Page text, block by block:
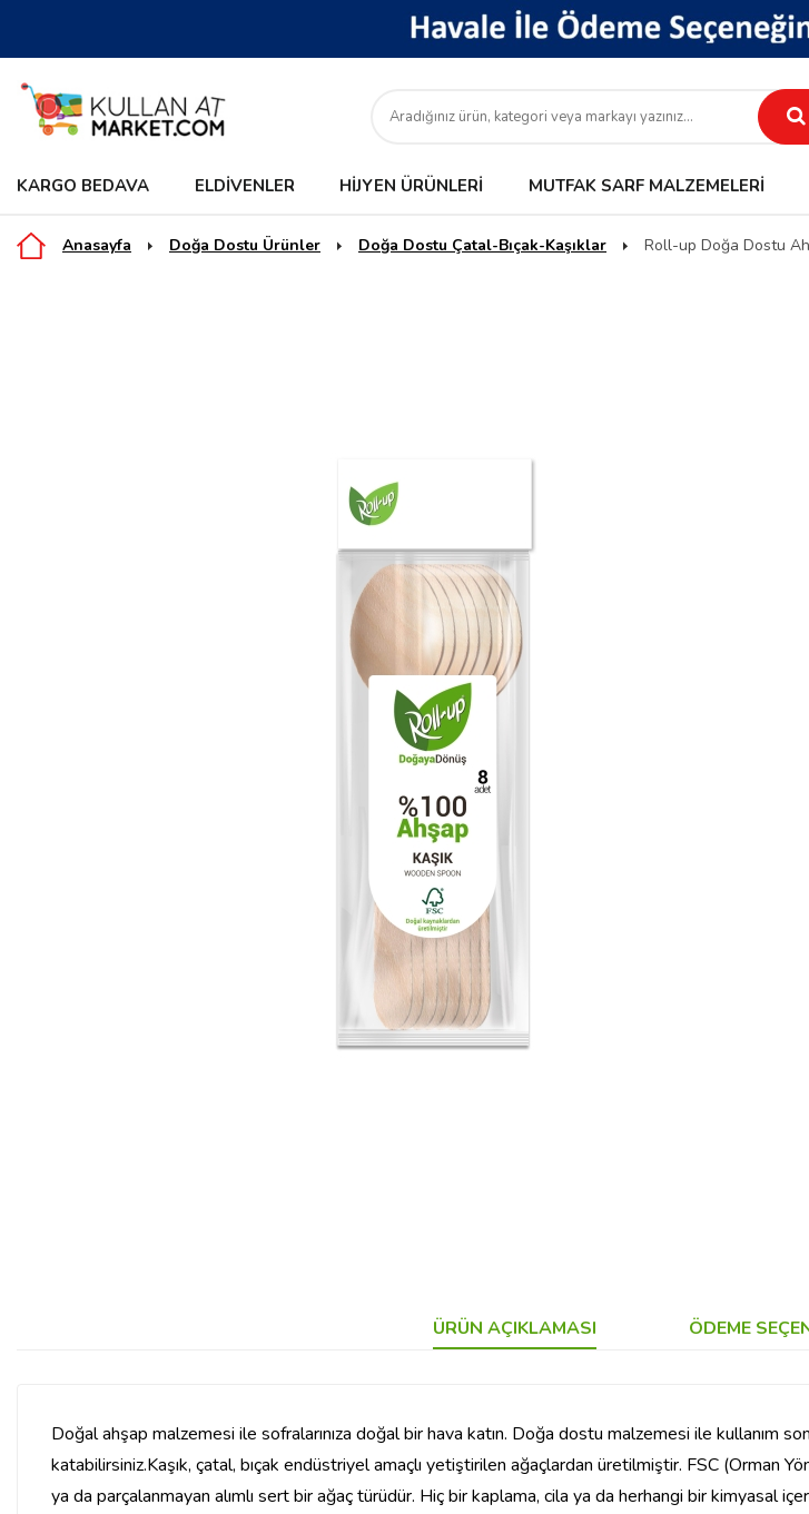
KARGO BEDAVA ELDIVENLER HIJYEN ÜRÜNLERI MUTFAK SARF MALZEMELERI
Anasayfa Doğa Dostu Ürünler Doğa Dostu Çatal-Bıçak-Kaşıklar Roll-up Doğa Dostu
ÜRÜN AÇIKLAMASI ÖDEME
Doğal ahşap malzemesi ile sofralarınıza doğal bir hava katın. Doğa dostu malzemesi ile kullanım
katabilirsiniz.Kaşık, çatal, bıçak endüstriyel amaçlı yetiştirilen ağaçlardan üretilmiştir. FSC (Orman
ya da parçalanmayan alımlı sert bir ağaç türüdür. Hiç bir kaplama, cila ya da herhangi bir kimyasal